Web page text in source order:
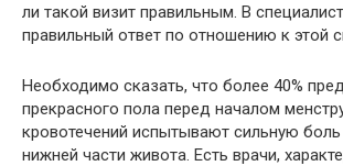
ли такой визит правильным. В
правильный ответ по отношению к этой
Необходимо сказать, что более 40%
прекрасного пола перед началом
кровотечений испытывают сильную боль
нижней части живота. Есть врачи,